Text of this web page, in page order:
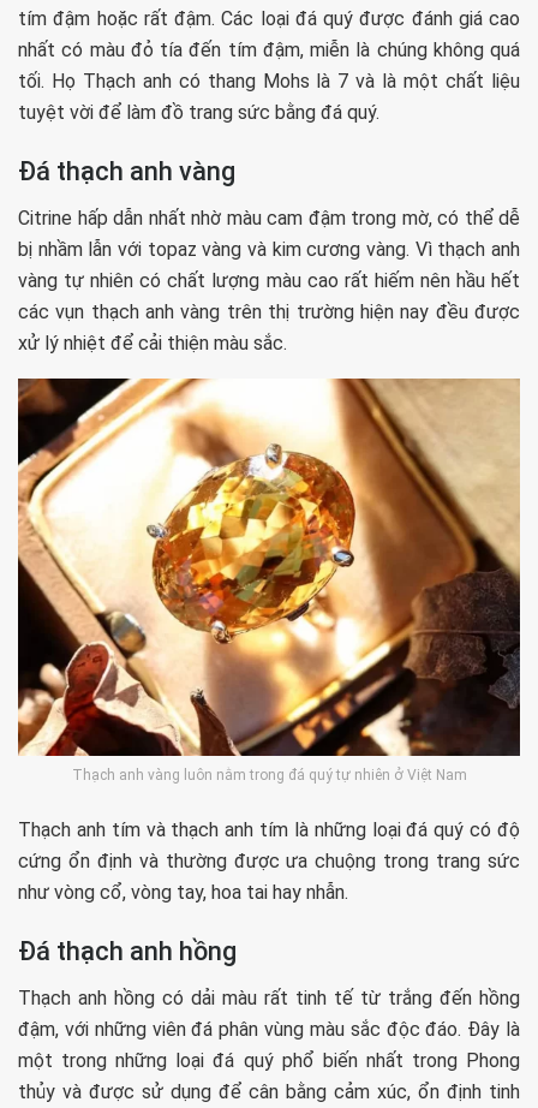
tím đậm hoặc rất đậm. Các loại đá quý được đánh giá cao
nhất có màu đỏ tía đến tím đậm, miễn là chúng không quá
tối. Họ Thạch anh có thang Mohs là 7 và là một chất liệu
tuyệt vời để làm đồ trang sức bằng đá quý.
Đá thạch anh vàng
Citrine hấp dẫn nhất nhờ màu cam đậm trong mờ, có thể dễ
bị nhầm lẫn với topaz vàng và kim cương vàng. Vì thạch anh
vàng tự nhiên có chất lượng màu cao rất hiếm nên hầu hết
các vụn thạch anh vàng trên thị trường hiện nay đều được
xử lý nhiệt để cải thiện màu sắc.
Thạch anh vàng luôn nằm trong đá quý tự nhiên ở Việt Nam
Thạch anh tím và thạch anh tím là những loại đá quý có độ
cứng ổn định và thường được ưa chuộng trong trang sức
như vòng cổ, vòng tay, hoa tai hay nhẫn.
Đá thạch anh hồng
Thạch anh hồng có dải màu rất tinh tế từ trắng đến hồng
đậm, với những viên đá phân vùng màu sắc độc đáo. Đây là
một trong những loại đá quý phổ biến nhất trong Phong
thủy và được sử dụng để cân bằng cảm xúc, ổn định tinh